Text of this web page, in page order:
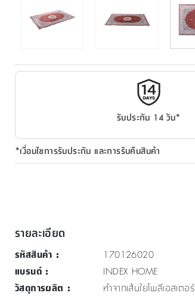
รับประกัน 14 วัน*
*เงื่อนไขการรับประกัน และการรับคืนสินค้า
รายละเอียด
รหัสสินค้า :
170126020
แบรนด์:
INDEX HOME
วัสดุการผลิต :
ทำจากเส้นใยโพลีเอสเตอร์